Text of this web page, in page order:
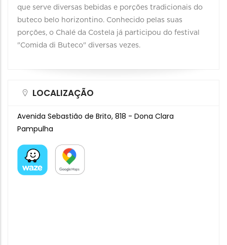
que serve diversas bebidas e porções tradicionais do
buteco belo horizontino. Conhecido pelas suas
porções, o Chalé da Costela já participou do festival
"Comida di Buteco" diversas vezes.
LOCALIZAÇÃO
Avenida Sebastião de Brito, 818 - Dona Clara
Pampulha